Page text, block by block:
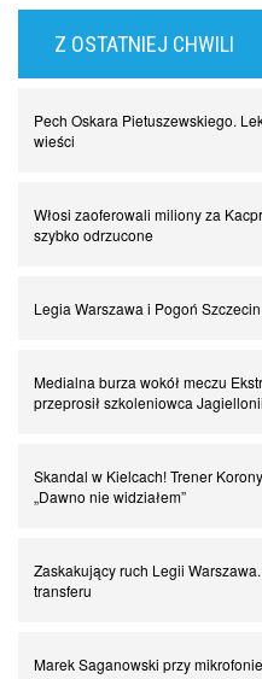
Piłkarz z numerem 47. Phil Foden
Spadkowicze z Serie A. Komu
Chłopak z pizzerii. Kim był zmarły
Manchester United. Czy magik z
drużynę?
Puyol i Piqué. Piłkarskie duety, za
Z OSTATNIEJ CHWILI
Pech Oskara Pietuszewskiego.
wieści
Włosi zaoferowali miliony za
szybko odrzucone
Legia Warszawa i Pogoń
Medialna burza wokół meczu
przeprosił szkoleniowca Jagiellonii
Skandal w Kielcach! Trener
„Dawno nie widziałem”
Zaskakujący ruch Legii
transferu
Marek Saganowski przy